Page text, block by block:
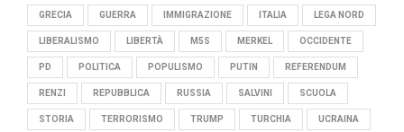
GRECIA GUERRA IMMIGRAZIONE ITALIA LEGA NORD
LIBERALISMO LIBERTÀ M5S MERKEL OCCIDENTE
PD POLITICA POPULISMO PUTIN REFERENDUM
RENZI REPUBBLICA RUSSIA SALVINI SCUOLA
STORIA TERRORISMO TRUMP TURCHIA UCRAINA